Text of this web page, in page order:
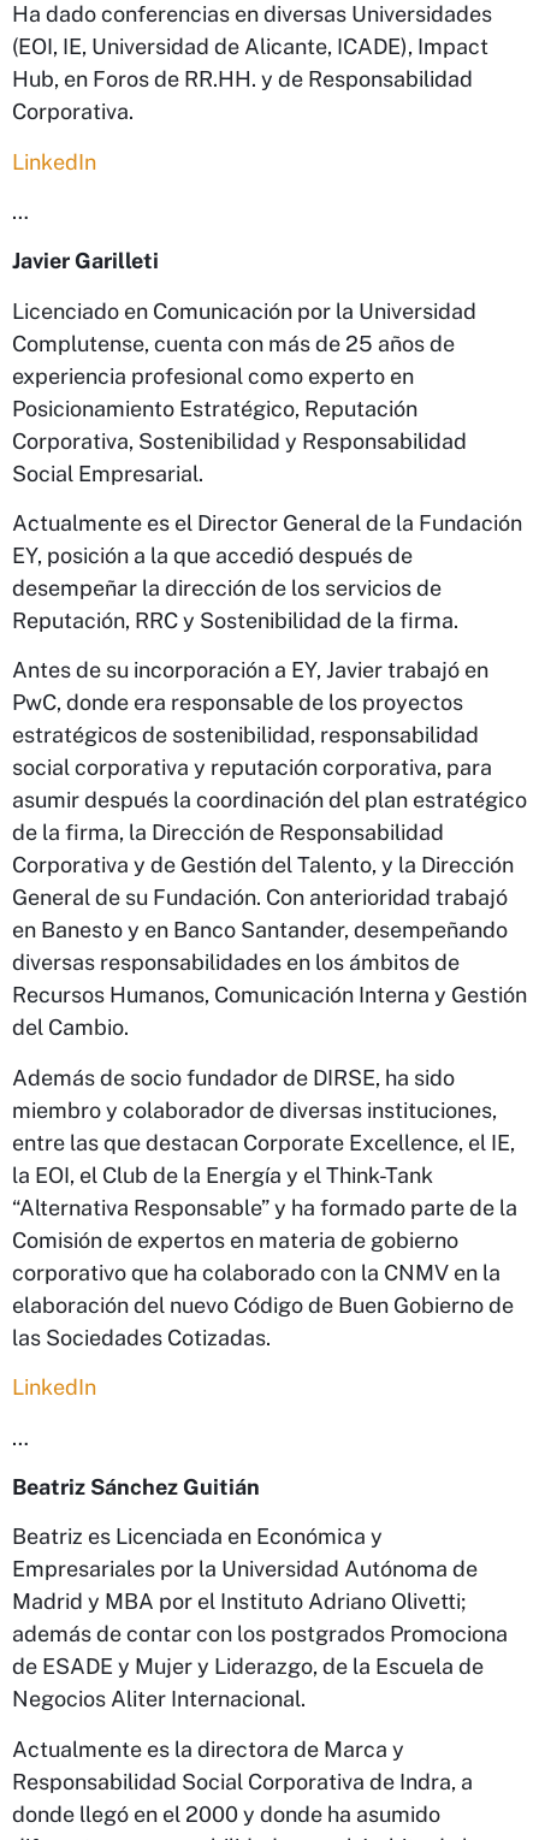
Ha dado conferencias en diversas Universidades
(EOI, IE, Universidad de Alicante, ICADE), Impact
Hub, en Foros de RR.HH. y de Responsabilidad
Corporativa.
LinkedIn
…
Javier Garilleti
Licenciado en Comunicación por la Universidad
Complutense, cuenta con más de 25 años de
experiencia profesional como experto en
Posicionamiento Estratégico, Reputación
Corporativa, Sostenibilidad y Responsabilidad
Social Empresarial.
Actualmente es el Director General de la Fundación
EY, posición a la que accedió después de
desempeñar la dirección de los servicios de
Reputación, RRC y Sostenibilidad de la firma.
Antes de su incorporación a EY, Javier trabajó en
PwC, donde era responsable de los proyectos
estratégicos de sostenibilidad, responsabilidad
social corporativa y reputación corporativa, para
asumir después la coordinación del plan estratégico
de la firma, la Dirección de Responsabilidad
Corporativa y de Gestión del Talento, y la Dirección
General de su Fundación. Con anterioridad trabajó
en Banesto y en Banco Santander, desempeñando
diversas responsabilidades en los ámbitos de
Recursos Humanos, Comunicación Interna y Gestión
del Cambio.
Además de socio fundador de DIRSE, ha sido
miembro y colaborador de diversas instituciones,
entre las que destacan Corporate Excellence, el IE,
la EOI, el Club de la Energía y el Think-Tank
“Alternativa Responsable” y ha formado parte de la
Comisión de expertos en materia de gobierno
corporativo que ha colaborado con la CNMV en la
elaboración del nuevo Código de Buen Gobierno de
las Sociedades Cotizadas.
LinkedIn
…
Beatriz Sánchez Guitián
Beatriz es Licenciada en Económica y
Empresariales por la Universidad Autónoma de
Madrid y MBA por el Instituto Adriano Olivetti;
además de contar con los postgrados Promociona
de ESADE y Mujer y Liderazgo, de la Escuela de
Negocios Aliter Internacional.
Actualmente es la directora de Marca y
Responsabilidad Social Corporativa de Indra, a
donde llegó en el 2000 y donde ha asumido